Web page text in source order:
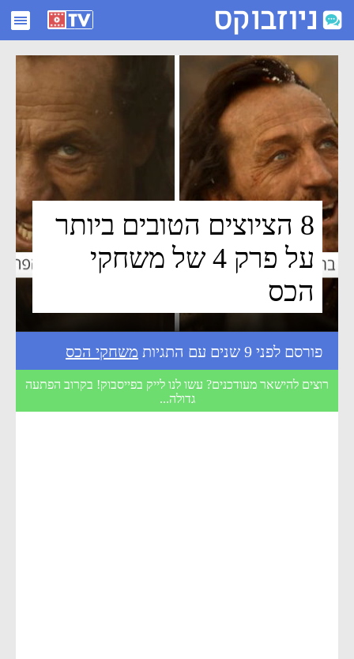
8 הציוצים הטובים ביותר על פרק 4 של משחקי הכס - ניוזבוקס
8 הציוצים הטובים ביותר
על פרק 4 של משחקי
הכס
פורסם לפני 9 שנים עם התגיות משחקי הכס
רוצים להישאר מעודכנים? עשו לנו לייק בפייסבוק! בקרוב הפתעה
גדולה...